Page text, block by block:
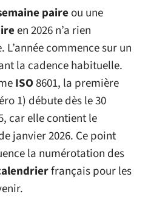
paire ou une
en 2026 n’a rien
L’année commence sur un
la cadence habituelle.
ISO8601, la première
1) débute dès le 30
car elle contient le
janvier 2026. Ce point
la numérotation des
français pour les